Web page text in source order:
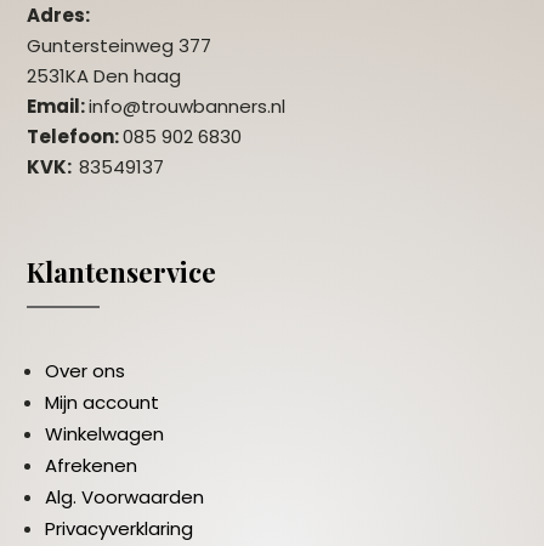
Adres:
Guntersteinweg 377
2531KA Den haag
Email:info@trouwbanners.nl
Telefoon:085 902 6830
KVK:83549137
Klantenservice
Over ons
Mijn account
Winkelwagen
Afrekenen
Alg. Voorwaarden
Privacyverklaring